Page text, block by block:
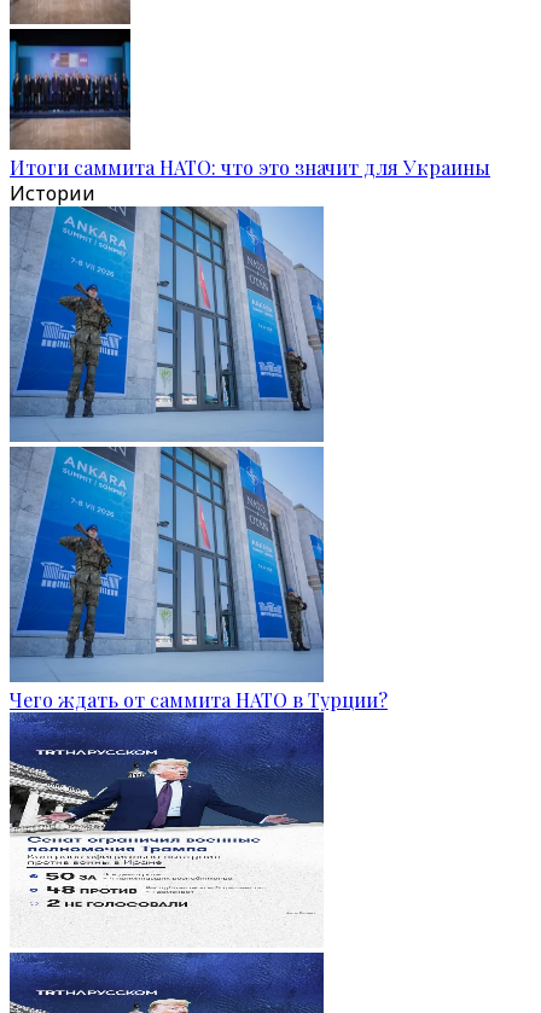
Итоги саммита НАТО: что это значит для Украины
Истории
Чего ждать от саммита НАТО в Турции?